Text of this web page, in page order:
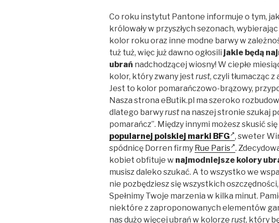
Co roku instytut Pantone informuje o tym,
królowały w przyszłych sezonach,
kolor roku oraz inne modne barwy w
tuż tuż, więc już dawno ogłosili jakie będą
ubrań nadchodzącej wiosny! W ciepłe
kolor, który zwany jest rust, czyli tłumacząc
Jest to kolor pomarańczowo-brązowy,
Nasza strona eButik.pl ma szeroko
dlatego barwyrustna naszej stronie szukaj
pomarańcz”. Między innymi możesz skusić
popularnej polskiej marki BFG , sweter
spódnicę Dorren firmy Rue Paris .
kobiet obfituje w najmodniejsze kolory
musisz daleko szukać. A to wszystko we
nie pozbędziesz się wszystkich
Spełnimy Twoje marzenia w kilka minut.
niektóre z zaproponowanych elementów
nas dużo więcej ubrań w kolorze rust, który